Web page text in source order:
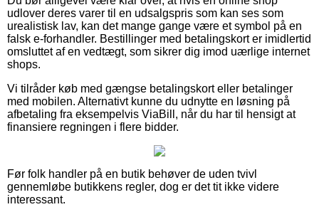
udlover deres varer til en udsalgspris som kan ses som
urealistisk lav, kan det mange gange være et symbol på en
falsk e-forhandler. Bestillinger med betalingskort er imidlertid
omsluttet af en vedtægt, som sikrer dig imod uærlige internet
shops.
Vi tilråder køb med gængse betalingskort eller betalinger
med mobilen. Alternativt kunne du udnytte en løsning på
afbetaling fra eksempelvis ViaBill, når du har til hensigt at
finansiere regningen i flere bidder.
Før folk handler på en butik behøver de uden tvivl
gennemløbe butikkens regler, dog er det tit ikke videre
interessant.